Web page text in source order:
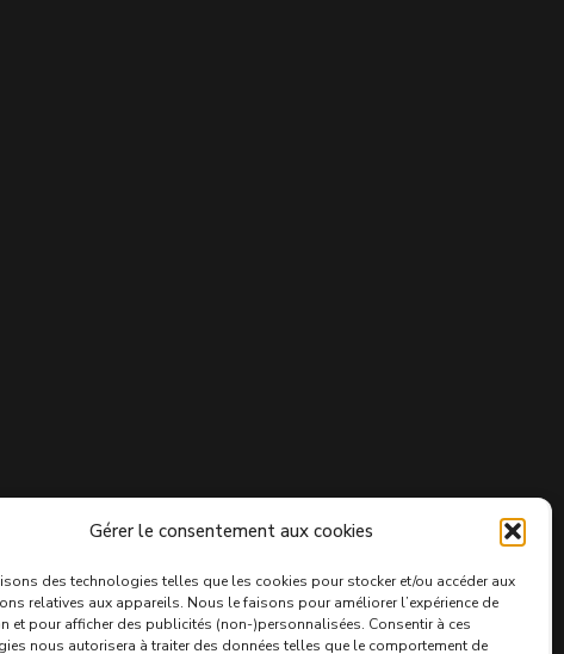
Gérer le consentement aux cookies
des technologies telles que les cookies pour stocker et/ou accéder aux
relatives aux appareils. Nous le faisons pour améliorer l’expérience de
et pour afficher des publicités (non-)personnalisées. Consentir à ces
nous autorisera à traiter des données telles que le comportement de